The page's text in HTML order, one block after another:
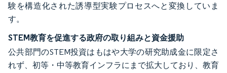
験を構造化された誘導型実験プロセスへと変換していま
す。
STEM教育を促進する政府の取り組みと資金援助
公共部門のSTEM投資はもはや大学の研究助成金に限定さ
れず、初等・中等教育インフラにまで拡大しており、教育